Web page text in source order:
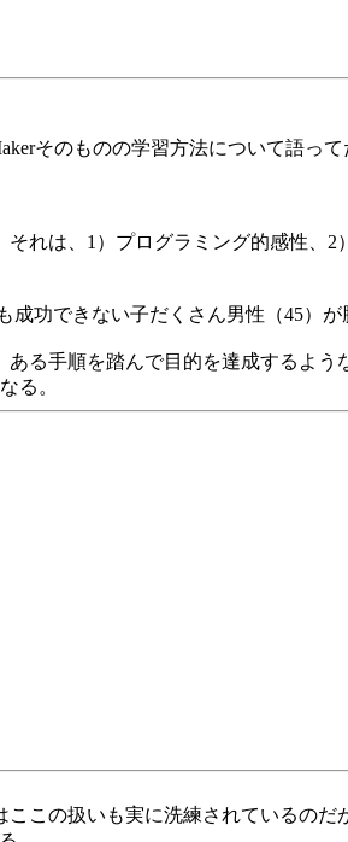
そのものの学習方法について語って
れは、1）プログラミング的感性、
功できない子だくさん男性（45）が
る手順を踏んで目的を達成するよ
る。
この扱いも実に洗練されているの